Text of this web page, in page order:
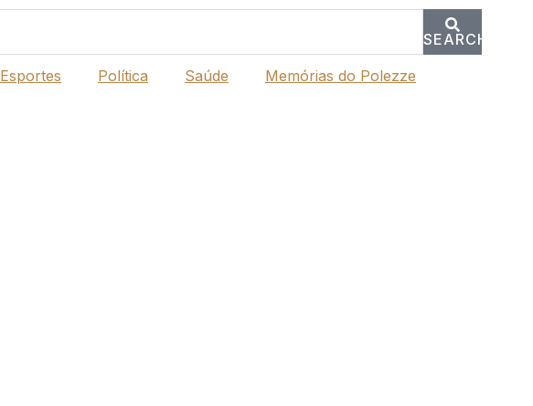
SEARCH
Esportes Política Saúde
Memórias do Polezze